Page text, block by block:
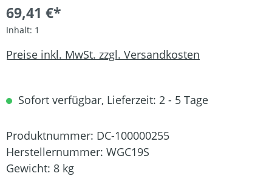
69,41 €*
Inhalt: 1
Preise inkl. MwSt. zzgl. Versandkosten
Sofort verfügbar, Lieferzeit: 2 - 5 Tage
Produktnummer: DC-100000255
Herstellernummer: WGC19S
Gewicht: 8 kg